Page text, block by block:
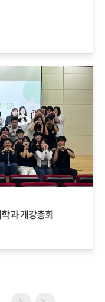
과 개강총회